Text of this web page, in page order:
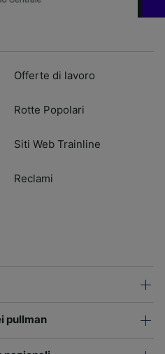
Offerte di lavoro
Rotte Popolari
Siti Web Trainline
Reclami
pullman